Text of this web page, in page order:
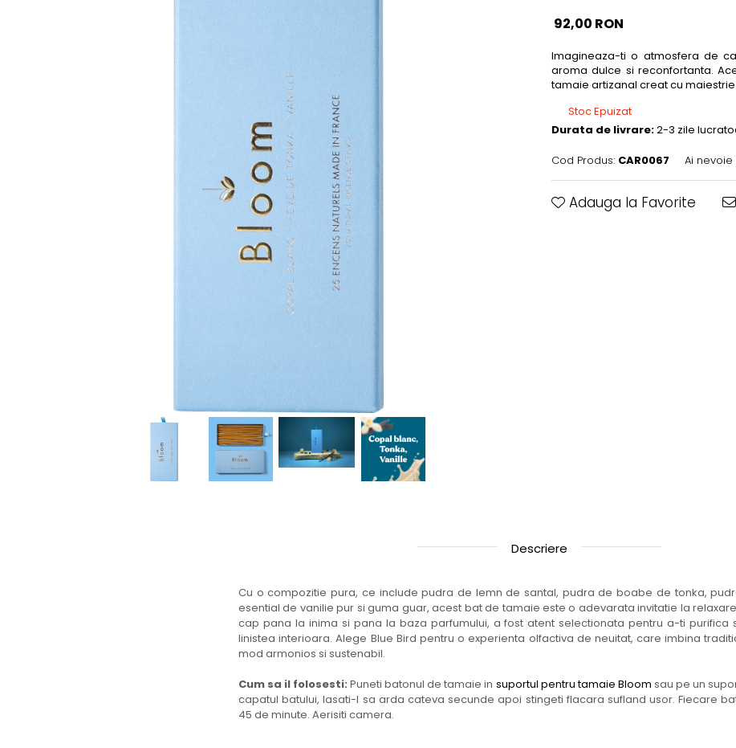
92,00 RON
Imagineaza-ti o atmosfera de
aroma dulce si reconfortanta.
tamaie artizanal creat cu maiestrie
Stoc Epuizat
Durata de livrare:2-3 zile
Cod Produs: CAR0067 Ai
Adauga la Favorite
Descriere
Cu o compozitie pura, ce include pudra de lemn de santal, pudra de boabe de tonka,
esential de vanilie pur si guma guar, acest bat de tamaie este o adevarata invitatie la
cap pana la inima si pana la baza parfumului, a fost atent selectionata pentru a-ti purifica
linistea interioara. Alege Blue Bird pentru o experienta olfactiva de neuitat, care imbina
mod armonios si sustenabil.
Cum sa il folosesti: Puneti batonul de tamaie in suportul pentru tamaie Bloom sau pe un
capatul batului, lasati-l sa arda cateva secunde apoi stingeti flacara sufland usor. Fiecare
45 de minute. Aerisiti camera.